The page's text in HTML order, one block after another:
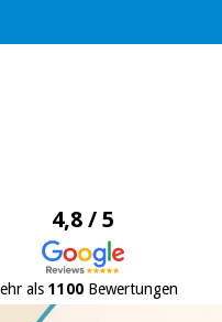
4,8 / 5
als1100 Bewertungen